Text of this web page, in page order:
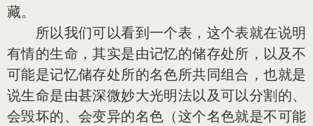
藏。
所以我们可以看到一个表，这个表就在说明
有情的生命，其实是由记忆的储存处所，以及不
可能是记忆储存处所的名色所共同组合，也就是
说生命是由甚深微妙大光明法以及可以分割的、
会毁坏的、会变异的名色（这个名色就是不可能